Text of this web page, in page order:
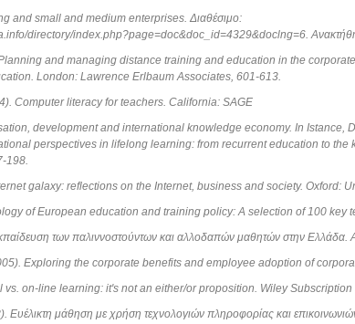
and small and medium enterprises. Διαθέσιμο:
directory/index.php?page=doc&doc_id=4329&doclng=6.
and managing distance training and education in the
London: Lawrence Erlbaum Associates, 601-613.
Computer literacy for teachers. California: SAGE
development and international knowledge economy. In Istance,
perspectives in lifelong learning: from recurrent education to
198.
galaxy: reflections on the Internet, business and society. Oxford:
of European education and training policy: A selection of 100
των παλιννοστούντων και αλλοδαπών μαθητών στην Ελλάδα.
Exploring the corporate benefits and employee adoption of
vs. on-line learning: it's not an either/or proposition. Wiley
Ευέλικτη μάθηση με χρήση τεχνολογιών πληροφορίας και